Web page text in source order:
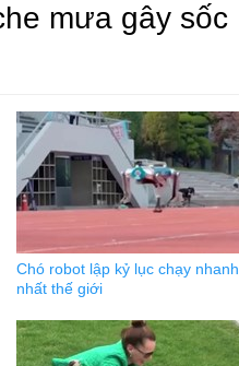
mưa gây sốc
Chó robot lập kỷ lục chạy nhanh
nhất thế giới